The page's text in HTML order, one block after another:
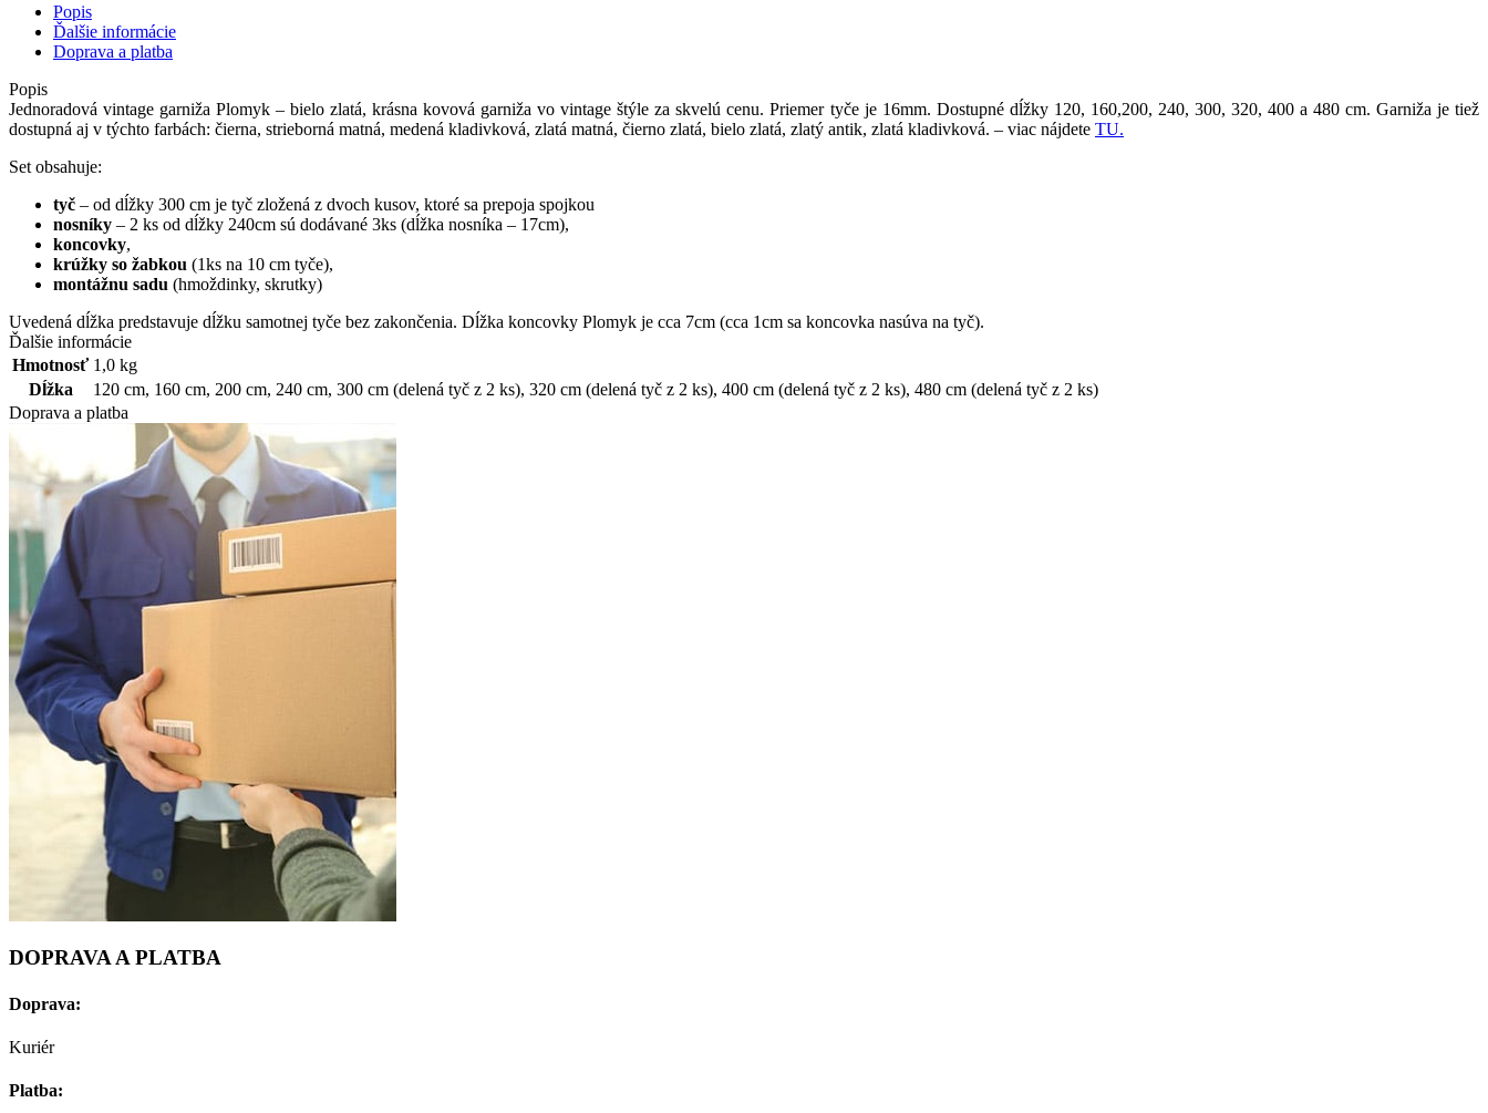
Popis
Ďalšie informácie
Doprava a platba
Popis
Jednoradová vintage garniža Plomyk – bielo zlatá, krásna kovová garniža vo vintage štýle za skvelú cenu. Priemer tyče je 16mm. Dostupné dĺžky 120, 160,200, 240, 300, 320, 400 a 480 cm. Garniža je tiež
dostupná aj v týchto farbách: čierna, strieborná matná, medená kladivková, zlatá matná, čierno zlatá, bielo zlatá, zlatý antik, zlatá kladivková. – viac nájdete TU.
Set obsahuje:
tyč – od dĺžky 300 cm je tyč zložená z dvoch kusov, ktoré sa prepoja spojkou
nosníky – 2 ks od dĺžky 240cm sú dodávané 3ks (dĺžka nosníka – 17cm),
koncovky,
krúžky so žabkou (1ks na 10 cm tyče),
montážnu sadu (hmoždinky, skrutky)
Uvedená dĺžka predstavuje dĺžku samotnej tyče bez zakončenia. Dĺžka koncovky Plomyk je cca 7cm (cca 1cm sa koncovka nasúva na tyč).
Ďalšie informácie
Hmotnosť 1,0 kg
Dĺžka
120 cm, 160 cm, 200 cm, 240 cm, 300 cm (delená tyč z 2 ks), 320 cm (delená tyč z 2 ks), 400 cm (delená tyč z 2 ks), 480 cm (delená tyč z 2 ks)
Doprava a platba
DOPRAVA A PLATBA
Doprava:
Kuriér
Platba: